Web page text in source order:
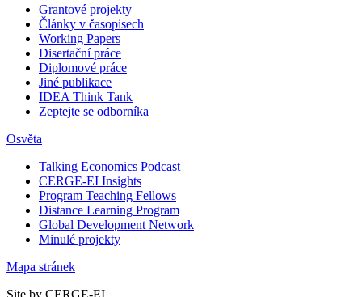
Grantové projekty
Články v časopisech
Working Papers
Disertační práce
Diplomové práce
Jiné publikace
IDEA Think Tank
Zeptejte se odborníka
Osvěta
Talking Economics Podcast
CERGE-EI Insights
Program Teaching Fellows
Distance Learning Program
Global Development Network
Minulé projekty
Mapa stránek
Site by CERGE-EI